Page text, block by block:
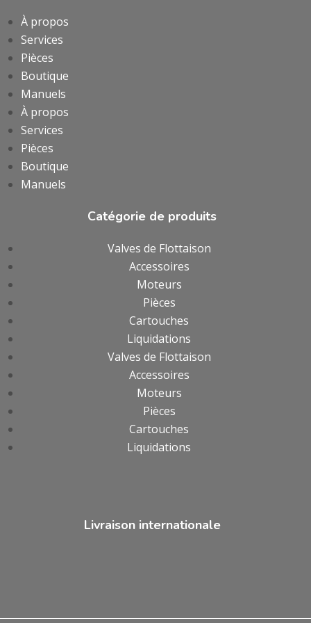
À propos
Services
Pièces
Boutique
Manuels
À propos
Services
Pièces
Boutique
Manuels
Catégorie de produits
Valves de Flottaison
Accessoires
Moteurs
Pièces
Cartouches
Liquidations
Valves de Flottaison
Accessoires
Moteurs
Pièces
Cartouches
Liquidations
Livraison internationale